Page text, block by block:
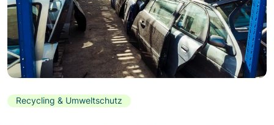
Recycling & Umweltschutz